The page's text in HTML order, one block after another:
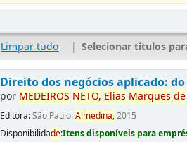
Limpar tudo | Selecionar títulos
Direito dos negócios aplicado:
por MEDEIROS NETO, Elias Marques de
Editora:São Paulo:Almedina,2015
Disponibilidade:Itens disponíveis para